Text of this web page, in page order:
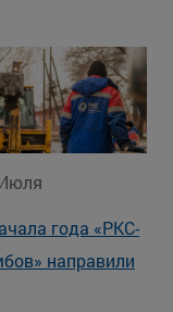
года «РКС-
направили